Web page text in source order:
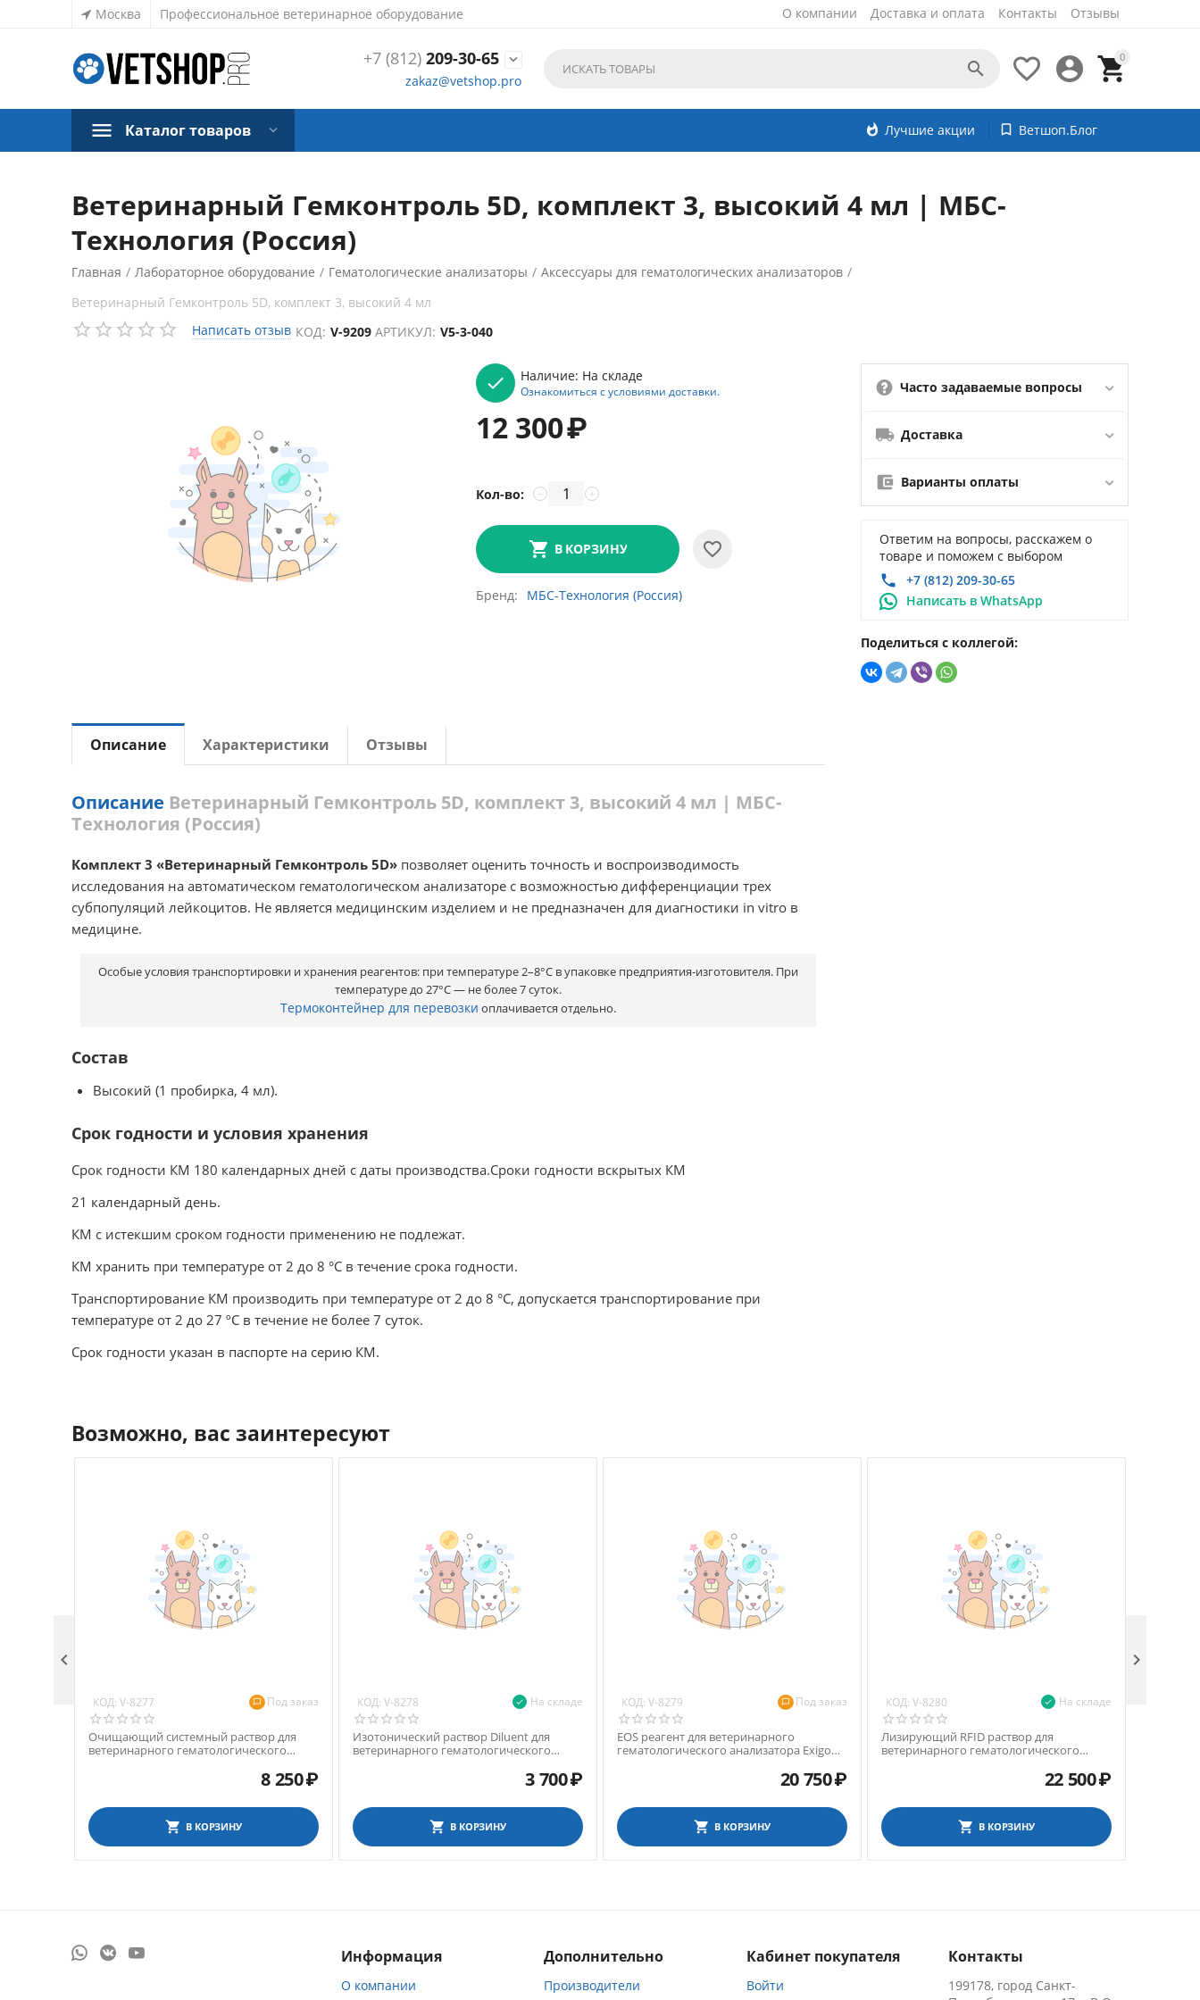
Москва Профессиональное ветеринарное оборудование О компании Доставка и оплата Контакты Отзывы
+7 (812)209-30-65 
zakaz@vetshop.pro
0




Каталог товаров whatshot Лучшие акции bookmark_border Ветшоп.Блог
Ветеринарный Гемконтроль 5D, комплект 3, высокий 4 мл | МБС-
Технология (Россия)
Главная / Лабораторное оборудование / Гематологические анализаторы / Аксессуары для гематологических анализаторов /
Ветеринарный Гемконтроль 5D, комплект 3, высокий 4 мл
Написать отзыв КОД: V-9209 АРТИКУЛ: V5-3-040
Наличие: На складе
Ознакомиться с условиями доставки.
12 300₽
Кол-во: +
−
В КОРЗИНУ
Бренд МБС-Технология (Россия)
Часто задаваемые вопросы
Доставка
Варианты оплаты
Ответим на вопросы, расскажем о
товаре и поможем с выбором
+7 (812) 209-30-65
Написать в WhatsApp
Поделиться с коллегой:
Описание Характеристики Отзывы
Описание Ветеринарный Гемконтроль 5D, комплект 3, высокий 4 мл | МБС-
Технология (Россия)
Комплект 3 «Ветеринарный Гемконтроль 5D» позволяет оценить точность и воспроизводимость
исследования на автоматическом гематологическом анализаторе с возможностью дифференциации трех
субпопуляций лейкоцитов. Не является медицинским изделием и не предназначен для диагностики in vitro в
медицине.
Особые условия транспортировки и хранения реагентов: при температуре 2–8°С в упаковке предприятия-изготовителя. При
температуре до 27°С — не более 7 суток.
Термоконтейнер для перевозки оплачивается отдельно.
Состав
Высокий (1 пробирка, 4 мл).
Срок годности и условия хранения
Срок годности КМ 180 календарных дней с даты производства.Сроки годности вскрытых КМ
21 календарный день.
КМ с истекшим сроком годности применению не подлежат.
КМ хранить при температуре от 2 до 8 °С в течение срока годности.
Транспортирование КМ производить при температуре от 2 до 8 °С, допускается транспортирование при
температуре от 2 до 27 ºС в течение не более 7 суток.
Срок годности указан в паспорте на серию КМ.
Возможно, вас заинтересуют
КОД: V-8277 Под заказ
Очищающий системный раствор для
ветеринарного гематологического
8 250₽
В КОРЗИНУ
КОД: V-8278 На складе
Изотонический раствор Diluent для
ветеринарного гематологического
3 700₽
В КОРЗИНУ
КОД: V-8279 Под заказ
EOS реагент для ветеринарного
гематологического анализатора Exigo
20 750₽
В КОРЗИНУ
КОД: V-8280 На складе
Лизирующий RFID раствор для
ветеринарного гематологического
22 500₽
В КОРЗИНУ
 
Информация
О компании
Дополнительно
Производители
Кабинет покупателя
Войти
Контакты
199178, город Санкт-